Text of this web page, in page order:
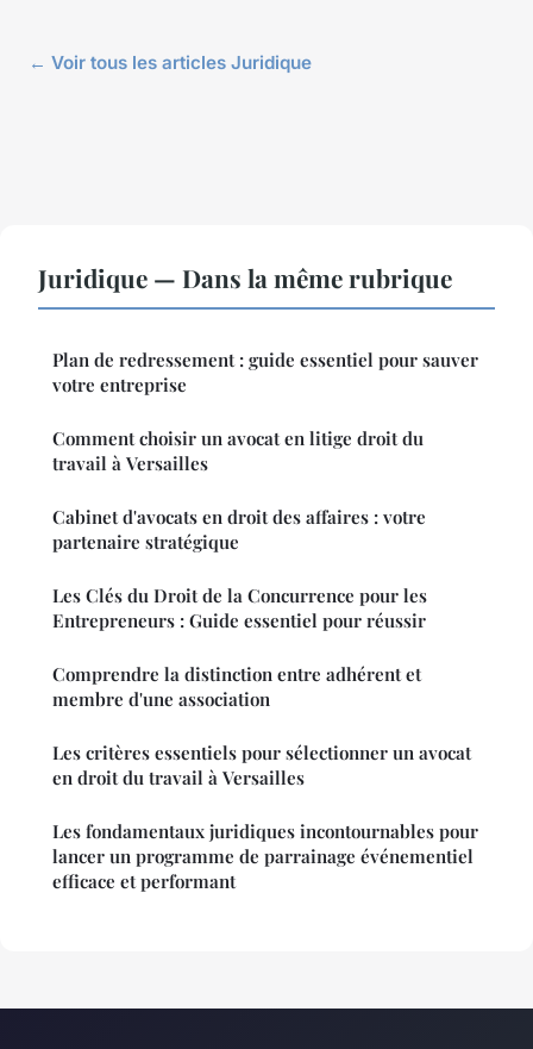
← Voir tous les articles Juridique
Juridique — Dans la même rubrique
Plan de redressement : guide essentiel pour sauver
votre entreprise
Comment choisir un avocat en litige droit du
travail à Versailles
Cabinet d'avocats en droit des affaires : votre
partenaire stratégique
Les Clés du Droit de la Concurrence pour les
Entrepreneurs : Guide essentiel pour réussir
Comprendre la distinction entre adhérent et
membre d'une association
Les critères essentiels pour sélectionner un avocat
en droit du travail à Versailles
Les fondamentaux juridiques incontournables pour
lancer un programme de parrainage événementiel
efficace et performant